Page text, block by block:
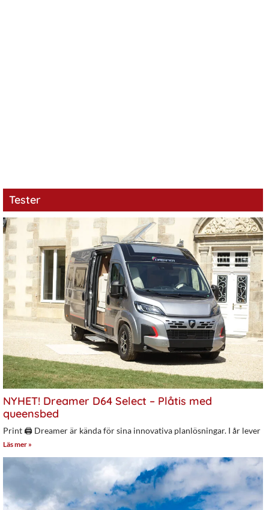
Tester
NYHET! Dreamer D64 Select – Plåtis med
queensbed
Print 🖨 Dreamer är kända för sina innovativa planlösningar. I år lever
Läs mer »